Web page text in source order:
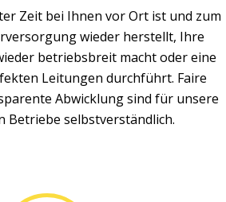
Zeit bei Ihnen vor Ort ist und zum
wieder herstellt, Ihre
betriebsbreit macht oder eine
Leitungen durchführt. Faire
Abwicklung sind für unsere
Betriebe selbstverständlich.